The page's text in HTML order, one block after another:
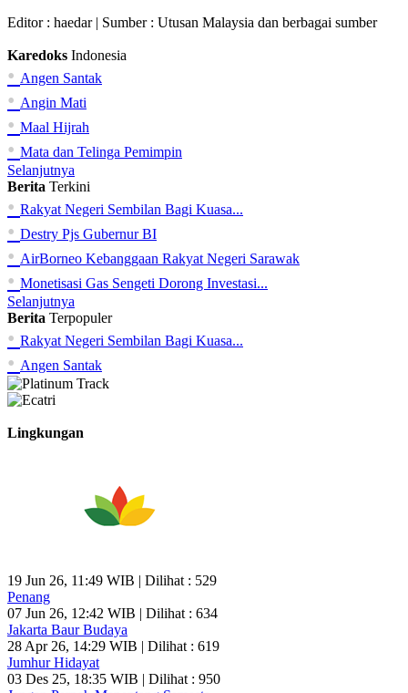
Editor : haedar| Sumber : Utusan Malaysia dan berbagai sumber
Karedoks Indonesia
• Angen Santak
• Angin Mati
• Maal Hijrah
• Mata dan Telinga Pemimpin
Selanjutnya
Berita Terkini
• Rakyat Negeri Sembilan Bagi Kuasa...
• Destry Pjs Gubernur BI
• AirBorneo Kebanggaan Rakyat Negeri Sarawak
• Monetisasi Gas Sengeti Dorong Investasi...
Selanjutnya
Berita Terpopuler
• Rakyat Negeri Sembilan Bagi Kuasa...
• Angen Santak
Lingkungan
19 Jun 26, 11:49 WIB | Dilihat : 529
Penang
07 Jun 26, 12:42 WIB | Dilihat : 634
Jakarta Baur Budaya
28 Apr 26, 14:29 WIB | Dilihat : 619
Jumhur Hidayat
03 Des 25, 18:35 WIB | Dilihat : 950